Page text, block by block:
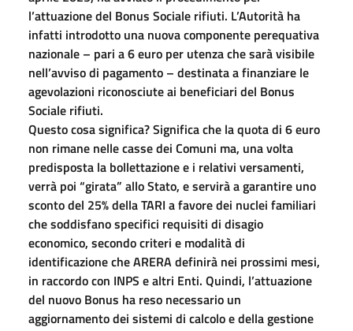
l’attuazione del Bonus Sociale rifiuti. L’Autorità ha
infatti introdotto una nuova componente perequativa
nazionale – pari a 6 euro per utenza che sarà visibile
nell’avviso di pagamento – destinata a finanziare le
agevolazioni riconosciute ai beneficiari del Bonus
Sociale rifiuti.
Questo cosa significa? Significa che la quota di 6 euro
non rimane nelle casse dei Comuni ma, una volta
predisposta la bollettazione e i relativi versamenti,
verrà poi “girata” allo Stato, e servirà a garantire uno
sconto del 25% della TARI a favore dei nuclei familiari
che soddisfano specifici requisiti di disagio
economico, secondo criteri e modalità di
identificazione che ARERA definirà nei prossimi mesi,
in raccordo con INPS e altri Enti. Quindi, l’attuazione
del nuovo Bonus ha reso necessario un
aggiornamento dei sistemi di calcolo e della gestione